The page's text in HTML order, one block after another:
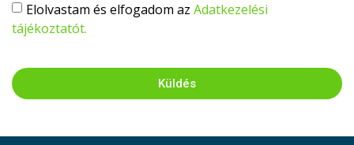
Elolvastam és elfogadom az Adatkezelési
tájékoztatót.
Küldés